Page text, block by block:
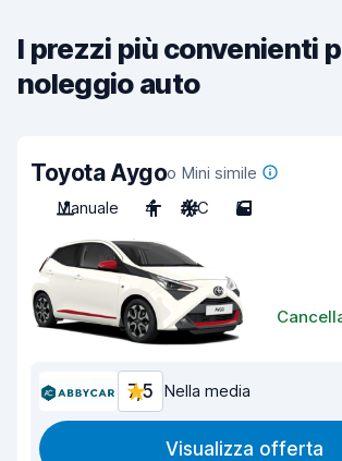
I prezzi più convenienti
noleggio auto
Toyota Aygoo Mini simile
Manuale
4 A/C 5
7,5 Nella media
Visualizza offerta